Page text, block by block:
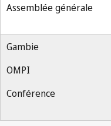
Assemblée générale
Gambie
OMPI
Conférence